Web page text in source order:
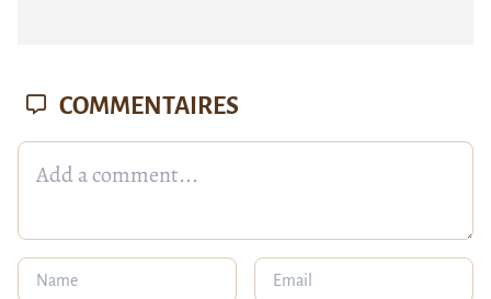
COMMENTAIRES